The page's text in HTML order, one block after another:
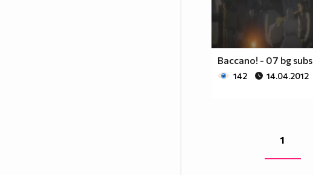
Baccano! - 07 bg subs
142 14.04.2012
1